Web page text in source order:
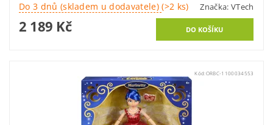
Do 3 dnů (skladem u dodavatele)(>2 ks) Značka: VTech
2 189 Kč
Kód:ORBC-1100034553